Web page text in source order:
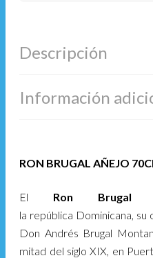
Descripción
Información
RON BRUGAL AÑEJO
El Ron Brugal
la república Dominicana,
Don Andrés Brugal
mitad del siglo XIX, en